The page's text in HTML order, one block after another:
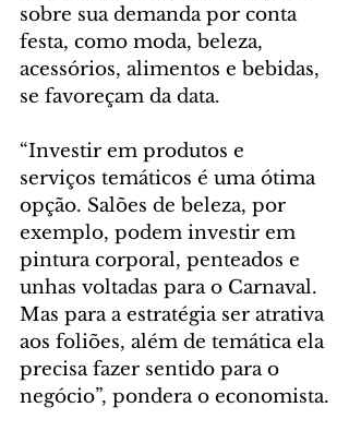
sobre sua demanda por conta
festa, como moda, beleza,
acessórios, alimentos e bebidas,
se favoreçam da data.
“Investir em produtos e
serviços temáticos é uma ótima
opção. Salões de beleza, por
exemplo, podem investir em
pintura corporal, penteados e
unhas voltadas para o Carnaval.
Mas para a estratégia ser atrativa
aos foliões, além de temática ela
precisa fazer sentido para o
negócio”, pondera o economista.